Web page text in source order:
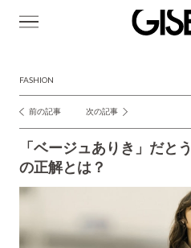
FASHION
投
稿
ナ
ビ
ー
前の記事 次の記事
「ベージュありき」だと
の正解とは？